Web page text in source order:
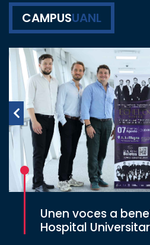
CAMPUSUANL
Unen voces a
Hospital